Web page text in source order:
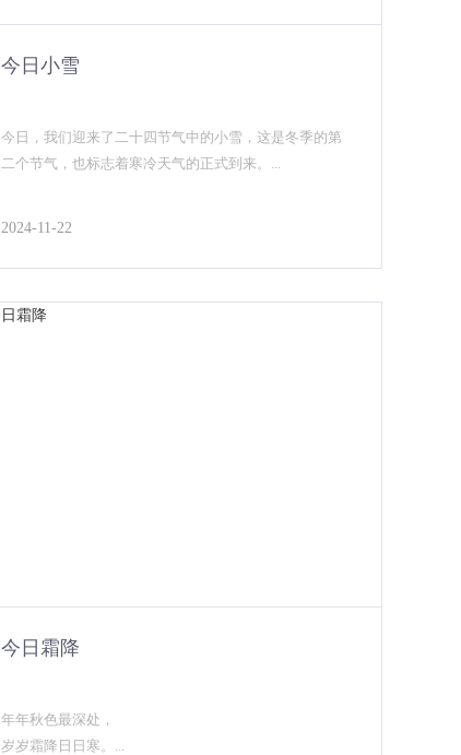
今日小雪
今日，我们迎来了二十四节气中的小雪，这是冬季的第
二个节气，也标志着寒冷天气的正式到来。...
2024-11-22
今日霜降
年年秋色最深处，
岁岁霜降日日寒。...